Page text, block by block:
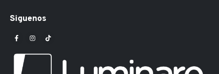
Siguenos